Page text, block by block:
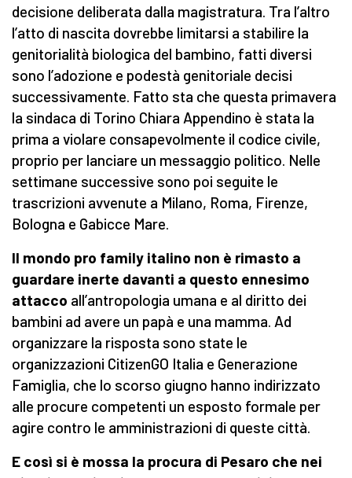
decisione deliberata dalla magistratura. Tra l’altro
l’atto di nascita dovrebbe limitarsi a stabilire la
genitorialità biologica del bambino, fatti diversi
sono l’adozione e podestà genitoriale decisi
successivamente. Fatto sta che questa primavera
la sindaca di Torino Chiara Appendino è stata la
prima a violare consapevolmente il codice civile,
proprio per lanciare un messaggio politico. Nelle
settimane successive sono poi seguite le
trascrizioni avvenute a Milano, Roma, Firenze,
Bologna e Gabicce Mare.
Il mondo pro family italino non è rimasto a
guardare inerte davanti a questo ennesimo
attacco all’antropologia umana e al diritto dei
bambini ad avere un papà e una mamma. Ad
organizzare la risposta sono state le
organizzazioni CitizenGO Italia e Generazione
Famiglia, che lo scorso giugno hanno indirizzato
alle procure competenti un esposto formale per
agire contro le amministrazioni di queste città.
E così si è mossa la procura di Pesaro che nei